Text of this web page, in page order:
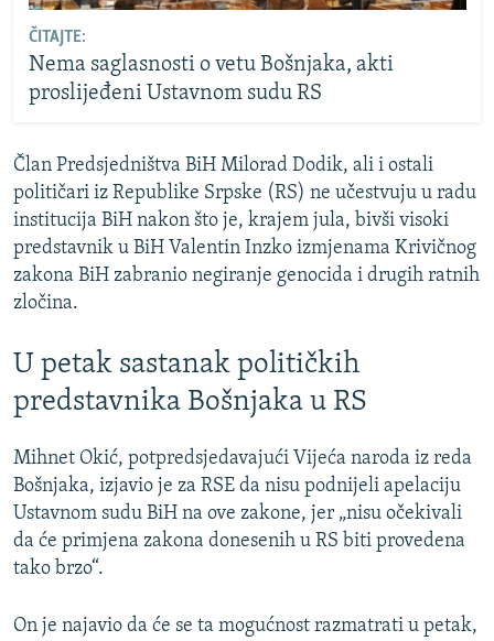
ČITAJTE:
Nema saglasnosti o vetu Bošnjaka, akti
proslijeđeni Ustavnom sudu RS
Član Predsjedništva BiH Milorad Dodik, ali i ostali
političari iz Republike Srpske (RS) ne učestvuju u radu
institucija BiH nakon što je, krajem jula, bivši visoki
predstavnik u BiH Valentin Inzko izmjenama Krivičnog
zakona BiH zabranio negiranje genocida i drugih ratnih
zločina.
U petak sastanak političkih
predstavnika Bošnjaka u RS
Mihnet Okić, potpredsjedavajući Vijeća naroda iz reda
Bošnjaka, izjavio je za RSE da nisu podnijeli apelaciju
Ustavnom sudu BiH na ove zakone, jer „nisu očekivali
da će primjena zakona donesenih u RS biti provedena
tako brzo“.
On je najavio da će se ta mogućnost razmatrati u petak,